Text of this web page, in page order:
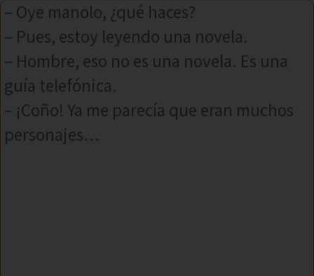
– Oye manolo, ¿qué haces?
– Pues, estoy leyendo una novela.
– Hombre, eso no es una novela. Es una
guía telefónica.
– ¡Coño! Ya me parecía que eran muchos
personajes…